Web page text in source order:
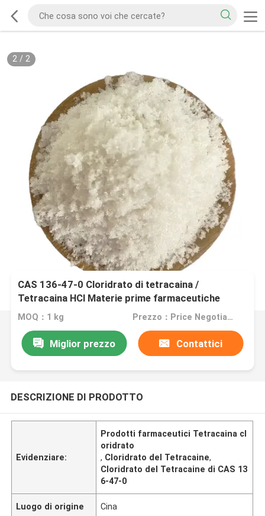
2/ 2
CAS 136-47-0 Cloridrato di tetracaina /
Tetracaina HCl Materie prime farmaceutiche
MOQ：1 kg Prezzo：Price Negotiable
Miglior prezzo Contattici
DESCRIZIONE DI PRODOTTO
Evidenziare:
Prodotti farmaceutici Tetracaina cl
oridrato
, Cloridrato del Tetracaine,
Cloridrato del Tetracaine di CAS 13
6-47-0
Luogo di origine Cina